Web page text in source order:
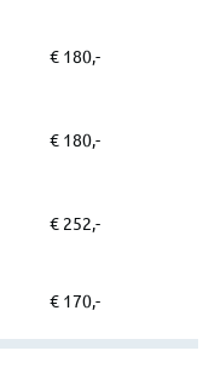
€ 180,-
€ 180,-
€ 252,-
€ 170,-